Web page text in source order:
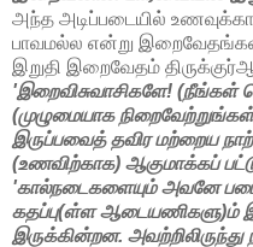
அந்த அடிப்படையில்
பாவமல்ல என்று இறைவேதங்கள்
இறுதி இறைவேதம்
'இறைவிசுவாசிகளே!
(முழுமையாக
இருப்பவைத் தவிர மற்றைய
(உணவிற்காக) ஆகுமாக்கப்
'கால்நடைகளையும் அவனே
கதப்பு(ள்ள ஆடையணிகளு)ம்
இருக்கின்றன.